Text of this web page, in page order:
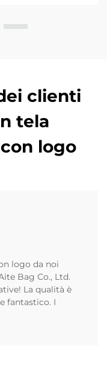
clienti
tela
logo
logo da noi
Bag Co., Ltd.
La qualità è
fantastico. I